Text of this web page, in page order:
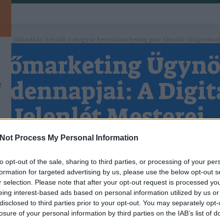
Process My Personal Information
opt-out of the sale, sharing to third parties, or processing of your
for targeted advertising by us, please use the below opt-out
selection. Please note that after your opt-out request is processed
interest-based ads based on personal information utilized by us
to third parties prior to your opt-out. You may separately
of your personal information by third parties on the IAB’s list of
júliusában készült a magyar keresőmarketing piac aktuális
A
Jelenlét Mesterei
Reggeli Értekezlet: Az Együttműködés Alapja
összegyűlnek, hogy megbeszéljék az aktuális
feladatokat és célokat.
Kulcsszókutatás: Az Alapok Megteremtése
az egyik legfontosabb lépés a
KERESŐMARKETING ÜGYNÖKSÉG
BUDAPEST, ONLINE MARKETI
Keresőmarketing ügynökség Budapest az
online marketing 101 ügynökség segítségével.
Hívjon minket ingyenes tanácsadásért